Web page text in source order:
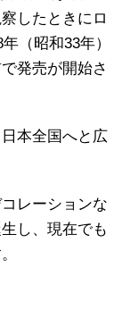
したときにロ
（昭和33年）
発売が開始さ
本全国へと広
レーションな
し、現在でも